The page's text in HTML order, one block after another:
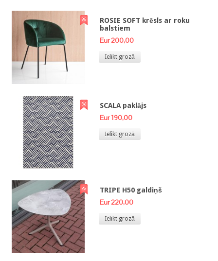
ROSIE SOFT krēsls ar roku
balstiem
Eur 200,00
Ielikt grozā
SCALA paklājs
Eur 190,00
Ielikt grozā
TRIPE H50 galdiņš
Eur 220,00
Ielikt grozā